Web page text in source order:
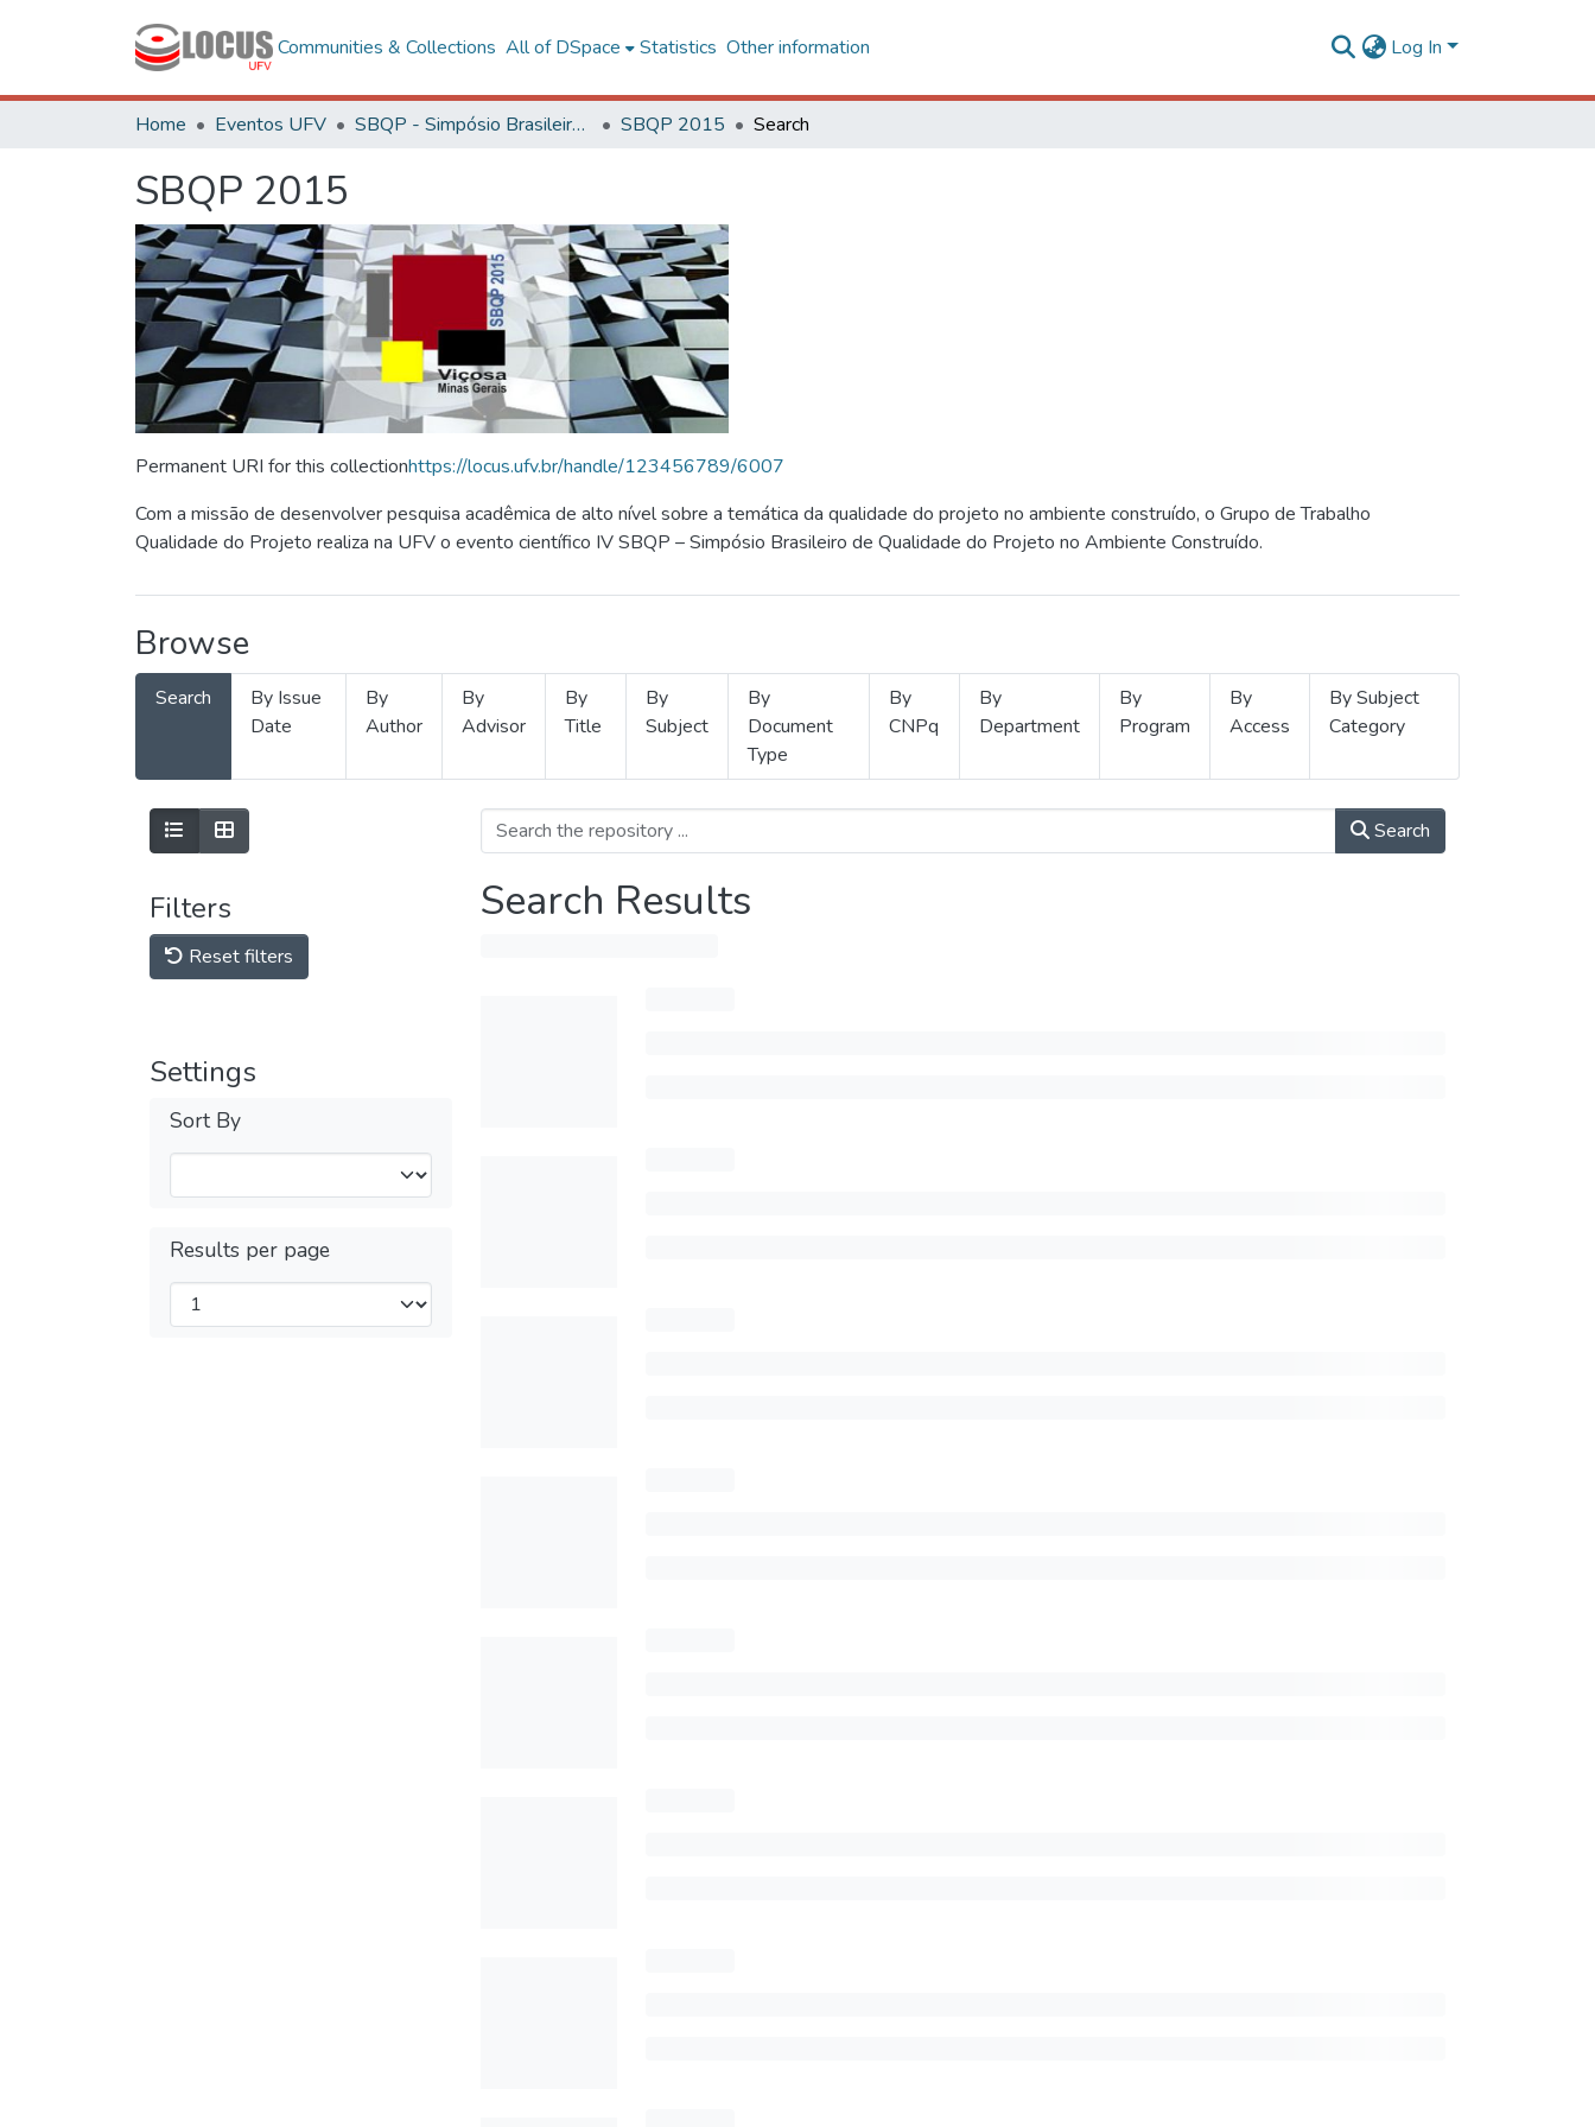
Communities & Collections All of DSpace Statistics Other information Log In
Home Eventos UFV SBQP - Simpósio Brasileiro de Qualidade do Projeto no Ambiente Construído SBQP 2015 Search
SBQP 2015
Permanent URI for this collectionhttps://locus.ufv.br/handle/123456789/6007
Com a missão de desenvolver pesquisa acadêmica de alto nível sobre a temática da qualidade do projeto no ambiente construído, o Grupo de Trabalho
Qualidade do Projeto realiza na UFV o evento científico IV SBQP – Simpósio Brasileiro de Qualidade do Projeto no Ambiente Construído.
Browse
Search
By Issue
Date
By
Author
By
Advisor
By
Title
By
Subject
By
Document
Type
By
CNPq
By
Department
By
Program
By
Access
By Subject
Category
Filters
Reset filters
Settings
Sort By
Results per page
Search
Search Results